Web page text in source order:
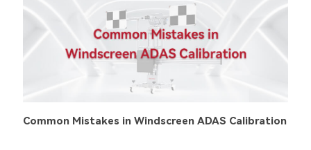
Common Mistakes in Windscreen ADAS Calibration